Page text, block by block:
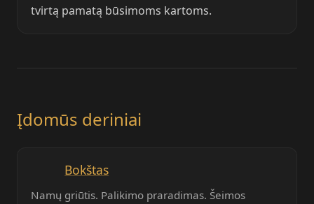
tvirtą pamatą būsimoms kartoms.
Įdomūs deriniai
Bokštas
Namų griūtis. Palikimo praradimas. Šeimos